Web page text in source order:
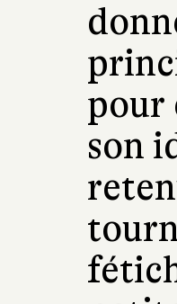
pour
son